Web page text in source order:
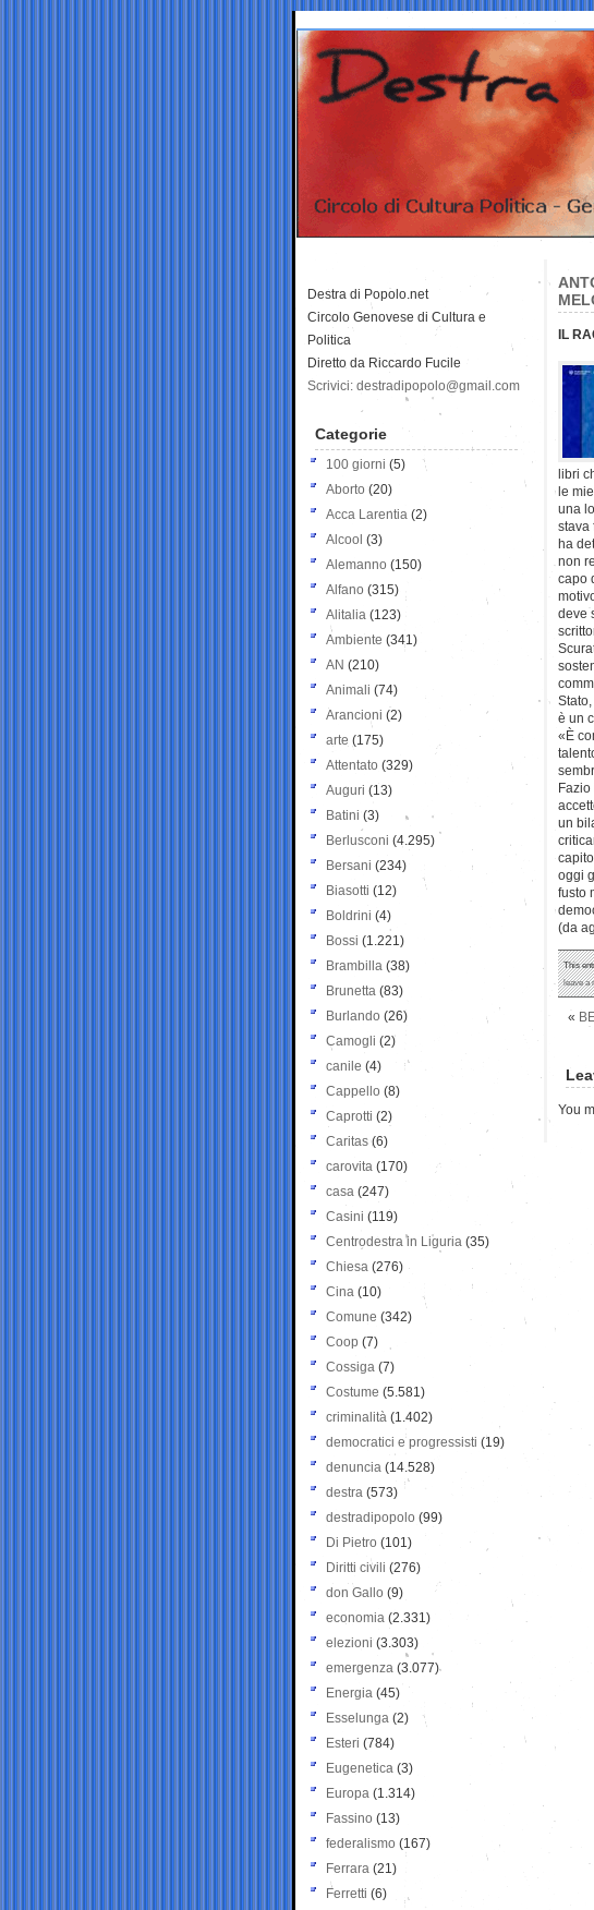
IL
libri
le
una
stava
ha
non
capo
deve
è un
«È
un
oggi
fusto
(da
This
leave a
«
You
Destra di Popolo.net
Circolo Genovese di Cultura e
Politica
Diretto da Riccardo Fucile
Scrivici: destradipopolo@gmail.com
Categorie
100 giorni (5)
Aborto (20)
Acca Larentia (2)
Alcool (3)
Alemanno (150)
Alfano (315)
Alitalia (123)
Ambiente (341)
AN (210)
Animali (74)
Arancioni (2)
arte (175)
Attentato (329)
Auguri (13)
Batini (3)
Berlusconi (4.295)
Bersani (234)
Biasotti (12)
Boldrini (4)
Bossi (1.221)
Brambilla (38)
Brunetta (83)
Burlando (26)
Camogli (2)
canile (4)
Cappello (8)
Caprotti (2)
Caritas (6)
carovita (170)
casa (247)
Casini (119)
Centrodestra in Liguria (35)
Chiesa (276)
Cina (10)
Comune (342)
Coop (7)
Cossiga (7)
Costume (5.581)
criminalità (1.402)
democratici e progressisti (19)
denuncia (14.528)
destra (573)
destradipopolo (99)
Di Pietro (101)
Diritti civili (276)
don Gallo (9)
economia (2.331)
elezioni (3.303)
emergenza (3.077)
Energia (45)
Esselunga (2)
Esteri (784)
Eugenetica (3)
Europa (1.314)
Fassino (13)
federalismo (167)
Ferrara (21)
Ferretti (6)